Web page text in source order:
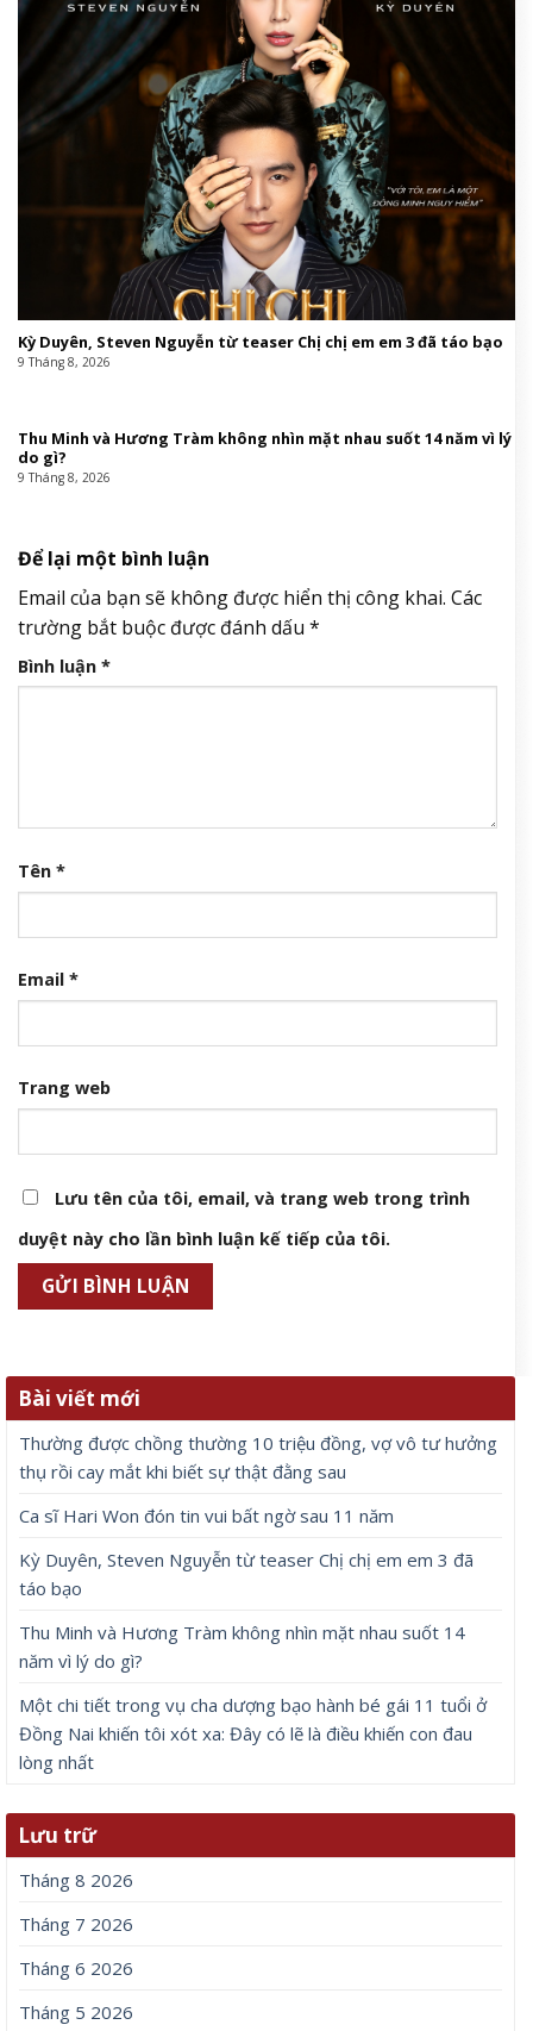
Kỳ Duyên, Steven Nguyễn từ teaser Chị chị em em 3 đã táo bạo
9 Tháng 8, 2026
Thu Minh và Hương Tràm không nhìn mặt nhau suốt 14 năm vì lý
do gì?
9 Tháng 8, 2026
Để lại một bình luận
Email của bạn sẽ không được hiển thị công khai. Các
trường bắt buộc được đánh dấu *
Bình luận *
Tên *
Email *
Trang web
Lưu tên của tôi, email, và trang web trong trình
duyệt này cho lần bình luận kế tiếp của tôi.
Bài viết mới
Thường được chồng thường 10 triệu đồng, vợ vô tư hưởng
thụ rồi cay mắt khi biết sự thật đằng sau
Ca sĩ Hari Won đón tin vui bất ngờ sau 11 năm
Kỳ Duyên, Steven Nguyễn từ teaser Chị chị em em 3 đã
táo bạo
Thu Minh và Hương Tràm không nhìn mặt nhau suốt 14
năm vì lý do gì?
Một chi tiết trong vụ cha dượng bạo hành bé gái 11 tuổi ở
Đồng Nai khiến tôi xót xa: Đây có lẽ là điều khiến con đau
lòng nhất
Lưu trữ
Tháng 8 2026
Tháng 7 2026
Tháng 6 2026
Tháng 5 2026